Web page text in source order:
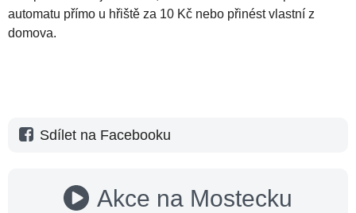
automatu přímo u hřiště za 10 Kč nebo přinést vlastní z
domova.
Sdílet na Facebooku
Akce na Mostecku